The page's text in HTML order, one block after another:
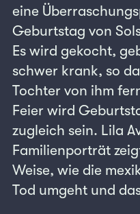
eine
Geburtstag von
Es wird gekocht,
schwer krank, so
Tochter von ihm
Feier wird
zugleich sein. Lila
Familienporträt
Weise, wie die
Tod umgeht und